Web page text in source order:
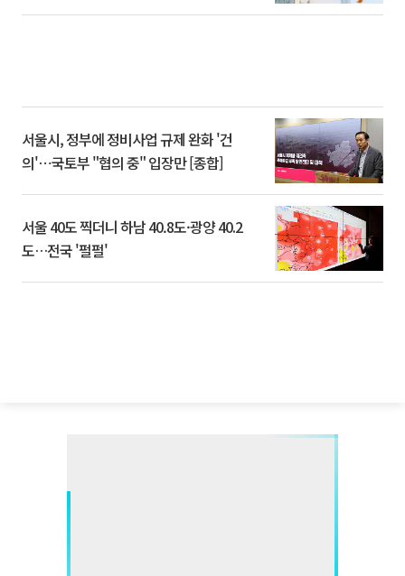
서울시, 정부에 정비사업 규제 완화 '건
의'⋯국토부 "협의 중" 입장만 [종합]
서울 40도 찍더니 하남 40.8도·광양 40.2
도…전국 '펄펄'